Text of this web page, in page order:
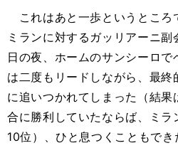
これはあと一歩というところ
ミランに対するガッリアーニ
日の夜、ホームのサンシーロ
は二度もリードしながら、最終
に追いつかれてしまった（結
合に勝利していたならば、ミ
10位）、ひと息つくこともで